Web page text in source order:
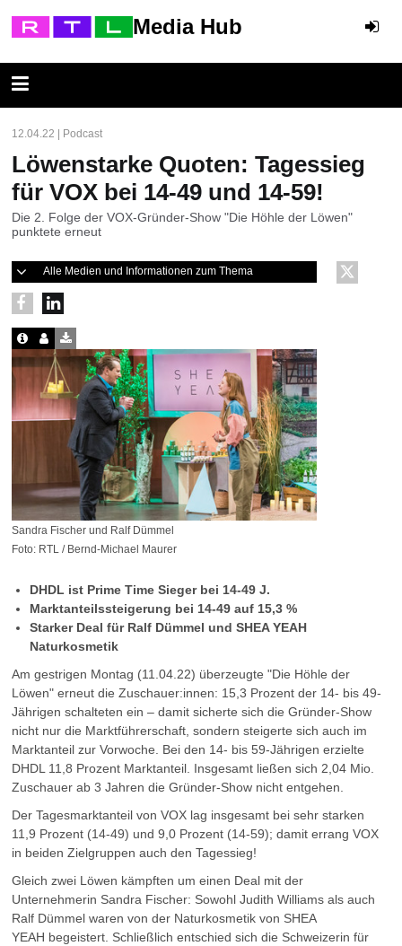
Media Hub
12.04.22 | Podcast
Löwenstarke Quoten: Tagessieg
für VOX bei 14-49 und 14-59!
Die 2. Folge der VOX-Gründer-Show "Die Höhle der Löwen"
punktete erneut
Alle Medien und Informationen zum Thema
Sandra Fischer und Ralf Dümmel
Foto: RTL / Bernd-Michael Maurer
DHDL ist Prime Time Sieger bei 14-49 J.
Marktanteilssteigerung bei 14-49 auf 15,3 %
Starker Deal für Ralf Dümmel und SHEA YEAH
Naturkosmetik
Am gestrigen Montag (11.04.22) überzeugte "Die Höhle der
Löwen" erneut die Zuschauer:innen: 15,3 Prozent der 14- bis 49-
Jährigen schalteten ein – damit sicherte sich die Gründer-Show
nicht nur die Marktführerschaft, sondern steigerte sich auch im
Marktanteil zur Vorwoche. Bei den 14- bis 59-Jährigen erzielte
DHDL 11,8 Prozent Marktanteil. Insgesamt ließen sich 2,04 Mio.
Zuschauer ab 3 Jahren die Gründer-Show nicht entgehen.
Der Tagesmarktanteil von VOX lag insgesamt bei sehr starken
11,9 Prozent (14-49) und 9,0 Prozent (14-59); damit errang VOX
in beiden Zielgruppen auch den Tagessieg!
Gleich zwei Löwen kämpften um einen Deal mit der
Unternehmerin Sandra Fischer: Sowohl Judith Williams als auch
Ralf Dümmel waren von der Naturkosmetik von SHEA
YEAH begeistert. Schließlich entschied sich die Schweizerin für